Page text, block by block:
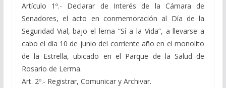
Artículo 1º.- Declarar de Interés de la Cámara de
Senadores, el acto en conmemoración al Día de la
Seguridad Vial, bajo el lema “Sí a la Vida”, a llevarse a
cabo el día 10 de junio del corriente año en el monolito
de la Estrella, ubicado en el Parque de la Salud de
Rosario de Lerma.
Art. 2º.- Registrar, Comunicar y Archivar.